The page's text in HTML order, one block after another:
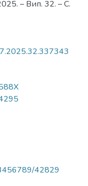
– Вип. 32. – С.
42829